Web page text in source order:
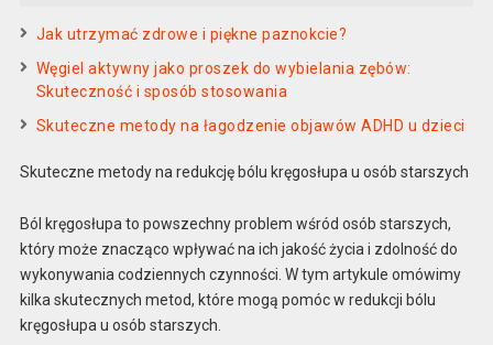
Jak utrzymać zdrowe i piękne paznokcie?
Węgiel aktywny jako proszek do wybielania zębów:
Skuteczność i sposób stosowania
Skuteczne metody na łagodzenie objawów ADHD u dzieci
Skuteczne metody na redukcję bólu kręgosłupa u osób starszych
Ból kręgosłupa to powszechny problem wśród osób starszych,
który może znacząco wpływać na ich jakość życia i zdolność do
wykonywania codziennych czynności. W tym artykule omówimy
kilka skutecznych metod, które mogą pomóc w redukcji bólu
kręgosłupa u osób starszych.